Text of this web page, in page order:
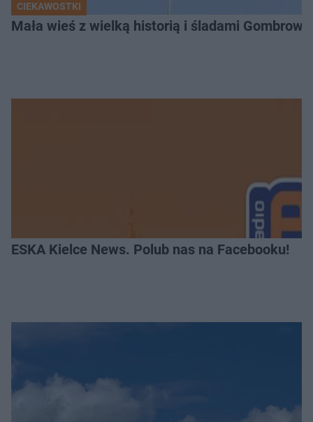
CIEKAWOSTKI
Mała wieś z wielką historią i śladami
ESKA Kielce News. Polub nas na Facebooku!